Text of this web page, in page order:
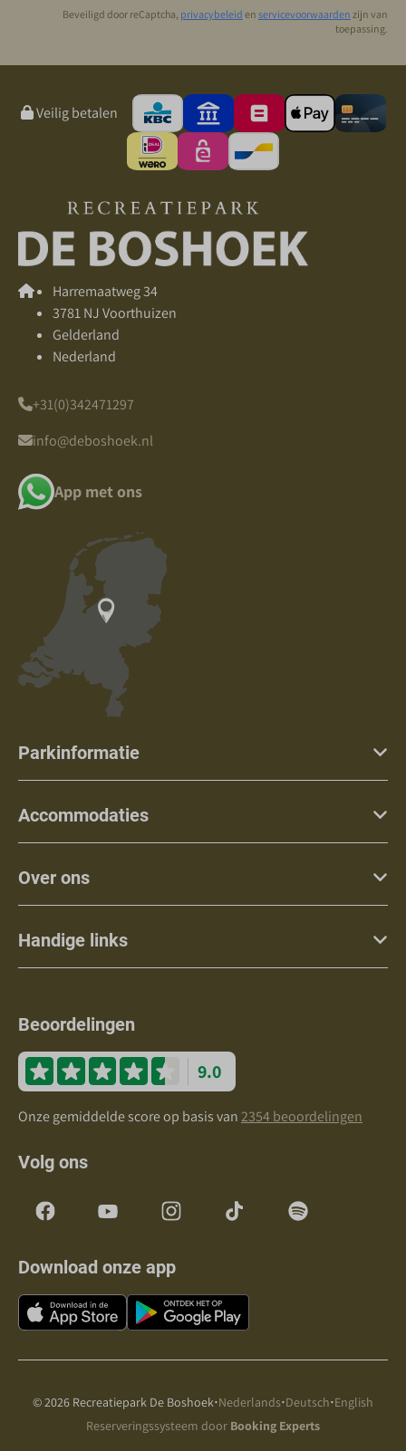
Beveiligd door reCaptcha, privacybeleid en servicevoorwaarden zijn van
toepassing.
Veilig betalen
Harremaatweg 34
3781 NJ Voorthuizen
Gelderland
Nederland
+31(0)342471297
info@deboshoek.nl
App met ons
Parkinformatie
Accommodaties
Over ons
Handige links
Beoordelingen
9.0
Onze gemiddelde score op basis van2354 beoordelingen
Volg ons
Download onze app
© 2026 Recreatiepark De Boshoek·Nederlands·Deutsch·English
Reserveringssysteem door Booking Experts